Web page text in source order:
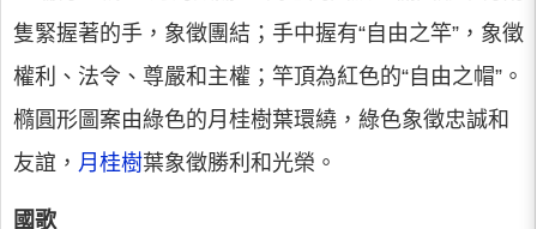
隻緊握著的手，象徵團結；手中握有“自由之竿”，象徵
權利、法令、尊嚴和主權；竿頂為紅色的“自由之帽”。
橢圓形圖案由綠色的月桂樹葉環繞，綠色象徵忠誠和
友誼， 月桂樹葉象徵勝利和光榮。
國歌